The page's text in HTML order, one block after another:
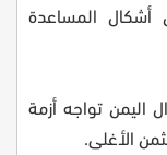
أشكال المساعدة
اليمن تواجه أزمة
الأغلى.